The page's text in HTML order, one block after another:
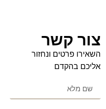
צור קשר
השאירו פרטים ונחזור
אליכם בהקדם